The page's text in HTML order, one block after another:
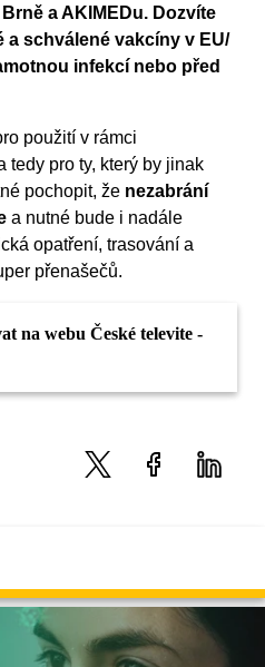
a AKIMEDu. Dozvíte
a schválené vakcíny v EU/
infekcí nebo před
použití v rámci
tedy pro ty, který by jinak
pochopit, že nezabrání
a nutné bude i nadále
opatření, trasování a
přenašečů.
na webu České televite -